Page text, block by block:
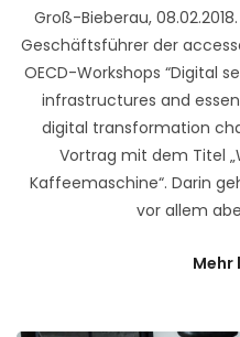
Groß-Bieberau,
Geschäftsführer der
OECD-Workshops “Digital
infrastructures and
digital transformation
Vortrag mit dem Titel
Kaffeemaschine“. Darin
vor allem
Mehr